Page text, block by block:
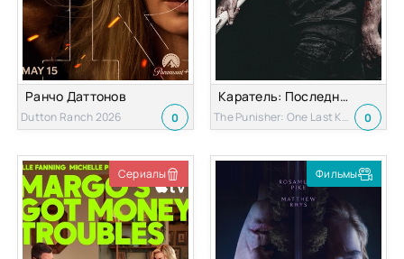
Ранчо Даттонов
Dutton Ranch 2026 0
Каратель: Последнее убийство
The Punisher: One Last Kill 2026 0
Сериалы Фильмы